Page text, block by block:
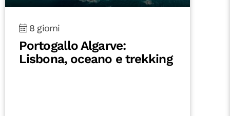
8 giorni
Fuerteventura On the Road:
tra oceano e deserto